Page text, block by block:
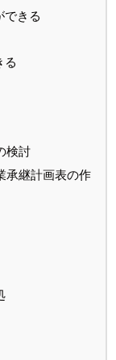
できる
る
検討
承継計画表の作